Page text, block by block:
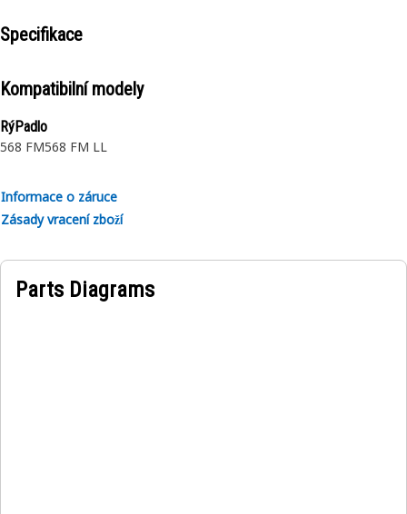
Specifikace
Kompatibilní modely
RýPadlo
568 FM568 FM LL
Informace o záruce
Zásady vracení zboží
Parts Diagrams